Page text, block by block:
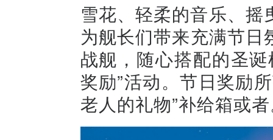
雪花、轻柔的音乐、
为舰长们带来充满节
战舰，随心搭配的圣
奖励”活动。节日奖励
老人的礼物”补给箱或